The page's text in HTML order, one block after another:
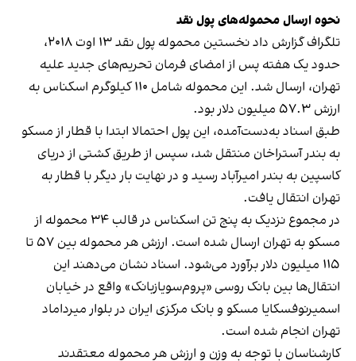
نحوه ارسال محموله‌های پول نقد
تلگراف گزارش داد نخستین محموله پول نقد ۱۳ اوت ۲۰۱۸،
حدود یک هفته پس از امضای فرمان تحریم‌های جدید علیه
تهران، ارسال شد. این محموله شامل ۱۱۰ کیلوگرم اسکناس به
ارزش ۵۷.۳ میلیون دلار بود.
طبق اسناد به‌دست‌آمده، این پول احتمالا ابتدا با قطار از مسکو
به بندر آستراخان منتقل شد، سپس از طریق کشتی از دریای
کاسپین به بندر امیرآباد رسید و در نهایت بار دیگر با قطار به
تهران انتقال یافت.
در مجموع نزدیک به پنج تن اسکناس در قالب ۳۴ محموله از
مسکو به تهران ارسال شده است. ارزش هر محموله بین ۵۷ تا
۱۱۵ میلیون دلار برآورد می‌شود. اسناد نشان می‌دهند این
انتقال‌ها بین بانک روسی «پروم‌سویازبانک» واقع در خیابان
اسمیرنوفسکایا مسکو و بانک مرکزی ایران در بلوار میرداماد
تهران انجام شده است.
کارشناسان با توجه به وزن و ارزش هر محموله معتقدند